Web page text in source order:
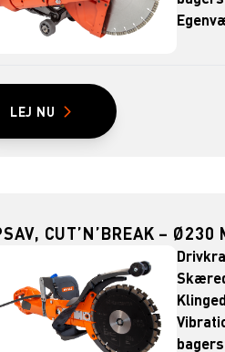
LEJ NU
CUT’N’BREAK – Ø230